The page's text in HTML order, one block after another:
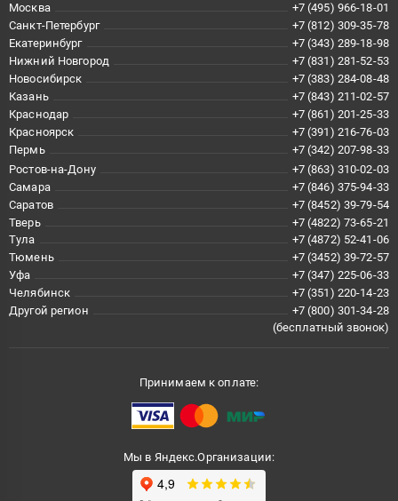
Москва
+7 (495) 966-18-01
Санкт-Петербург
+7 (812) 309-35-78
Екатеринбург
+7 (343) 289-18-98
Нижний Новгород
+7 (831) 281-52-53
Новосибирск
+7 (383) 284-08-48
Казань
+7 (843) 211-02-57
Краснодар
+7 (861) 201-25-33
Красноярск
+7 (391) 216-76-03
Пермь
+7 (342) 207-98-33
Ростов-на-Дону
+7 (863) 310-02-03
Самара
+7 (846) 375-94-33
Саратов
+7 (8452) 39-79-54
Тверь
+7 (4822) 73-65-21
Тула
+7 (4872) 52-41-06
Тюмень
+7 (3452) 39-72-57
Уфа
+7 (347) 225-06-33
Челябинск
+7 (351) 220-14-23
Другой регион
+7 (800) 301-34-28
(бесплатный звонок)
Принимаем к оплате:
Мы в Яндекс.Организации: